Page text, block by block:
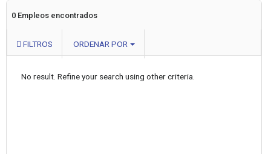
0 Empleos encontrados
FILTROS ORDENAR POR
No result. Refine your search using other criteria.